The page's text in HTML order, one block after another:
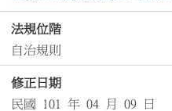
法規位階
自治規則
修正日期
民國 101 年 04 月 09 日